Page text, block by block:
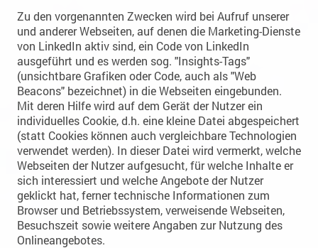
Zu den vorgenannten Zwecken wird bei Aufruf unserer
und anderer Webseiten, auf denen die Marketing-Dienste
von LinkedIn aktiv sind, ein Code von LinkedIn
ausgeführt und es werden sog. "Insights-Tags"
(unsichtbare Grafiken oder Code, auch als "Web
Beacons" bezeichnet) in die Webseiten eingebunden.
Mit deren Hilfe wird auf dem Gerät der Nutzer ein
individuelles Cookie, d.h. eine kleine Datei abgespeichert
(statt Cookies können auch vergleichbare Technologien
verwendet werden). In dieser Datei wird vermerkt, welche
Webseiten der Nutzer aufgesucht, für welche Inhalte er
sich interessiert und welche Angebote der Nutzer
geklickt hat, ferner technische Informationen zum
Browser und Betriebssystem, verweisende Webseiten,
Besuchszeit sowie weitere Angaben zur Nutzung des
Onlineangebotes.